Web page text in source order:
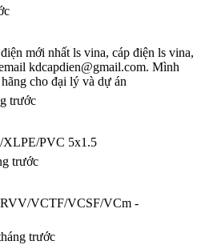
mới nhất ls vina, cáp điện ls vina,
kdcapdien@gmail.com. Mình
cho đại lý và dự án
trước
XLPE/PVC 5x1.5
trước
VCTF/VCSF/VCm -
trước